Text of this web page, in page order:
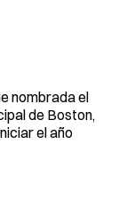
nombrada el
de Boston,
el año